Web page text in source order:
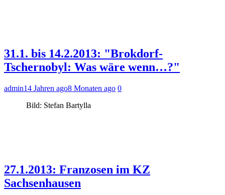
31.1. bis 14.2.2013: "Brokdorf-
Tschernobyl: Was wäre wenn…?"
admin14 Jahren ago8 Monaten ago 0
Bild: Stefan Bartylla
27.1.2013: Franzosen im KZ
Sachsenhausen